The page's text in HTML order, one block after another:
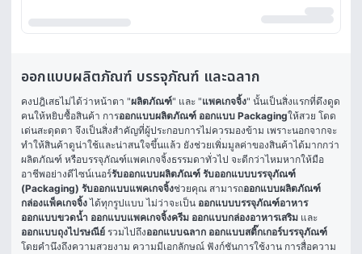
ออกแบบผลิตภัณฑ์ บรรจุภัณฑ์ และฉลาก
คงปฎิเสธไม่ได้ว่าหน้าตา "ผลิตภัณฑ์" และ "แพคเกจจิ้ง" นั้นเป็นสิ่งแรกที่ดึงดูด
คนให้หยิบซื้อสินค้า การออกแบบผลิตภัณฑ์ ออกแบบ Packagingให้สวย โดด
เด่นสะดุดตา จึงเป็นสิ่งสำคัญที่ผู้ประกอบการไม่ควรมองข้าม เพราะนอกจากจะ
ทำให้สินค้าดูน่าใช้และน่าสนใจขึ้นแล้ว ยังช่วยเพิ่มมูลค่าของสินค้าได้มากกว่า
ผลิตภัณฑ์ หรือบรรจุภัณฑ์แพคเกจจิ้งธรรมดาทั่วไป จะดีกว่าไหมหากให้มือ
อาชีพอย่างดีไซน์เนอร์รับออกแบบผลิตภัณฑ์ รับออกแบบบรรจุภัณฑ์
(Packaging) รับออกแบบแพคเกจจิ้งช่วยคุณ สามารถออกแบบผลิตภัณฑ์
กล่องแพ็คเกจจิ้ง ได้ทุกรูปแบบ ไม่ว่าจะเป็น ออกแบบบรรจุภัณฑ์อาหาร
ออกแบบขวดน้ำ ออกแบบแพคเกจจิ้งครีม ออกแบบกล่องอาหารเสริม และ
ออกแบบถุงไปรษณีย์ รวมไปถึง
โดยคำนึงถึงความสวยงาม ความมีเอกลักษณ์ ฟังก์ชันการใช้งาน การสื่อความ